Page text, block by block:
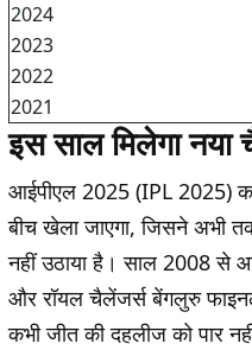
2024
2023
2022
2021
इस साल मिलेगा नया
आईपीएल 2025 (IPL 2025)
बीच खेला जाएगा, जिसने अभी
नहीं उठाया है। साल 2008 से
और रॉयल चैलेंजर्स बेंगलुरु
कभी जीत की दहलीज को पार